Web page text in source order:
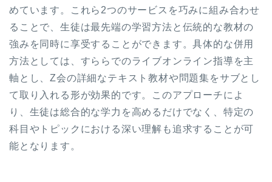
めています。これら2つのサービスを巧みに組み合わせ
ることで、生徒は最先端の学習方法と伝統的な教材の
強みを同時に享受することができます。具体的な併用
方法としては、すららでのライブオンライン指導を主
軸とし、Z会の詳細なテキスト教材や問題集をサブとし
て取り入れる形が効果的です。このアプローチによ
り、生徒は総合的な学力を高めるだけでなく、特定の
科目やトピックにおける深い理解も追求することが可
能となります。